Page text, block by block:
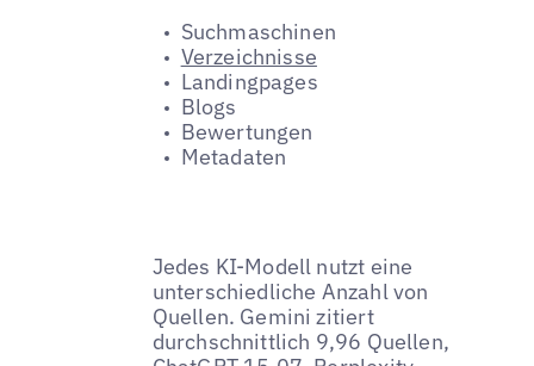
Suchmaschinen
Verzeichnisse
Landingpages
Blogs
Bewertungen
Metadaten
Jedes KI-Modell nutzt eine
unterschiedliche Anzahl von
Quellen. Gemini zitiert
durchschnittlich 9,96 Quellen,